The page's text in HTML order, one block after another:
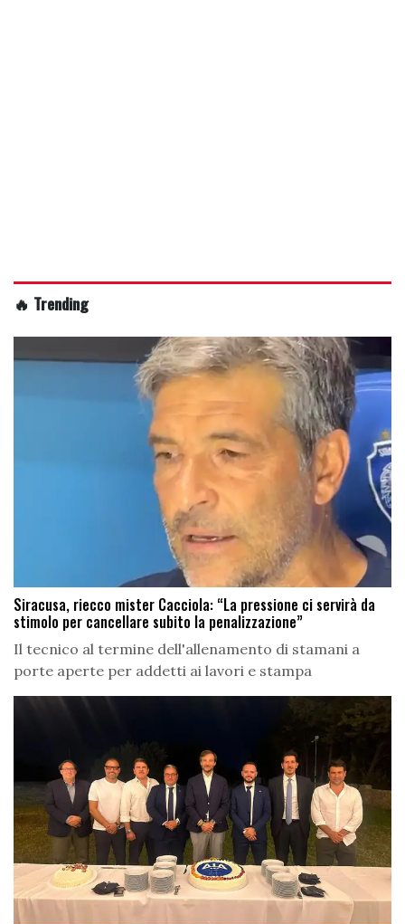
🔥 Trending
Siracusa, riecco mister Cacciola: “La pressione ci servirà da
stimolo per cancellare subito la penalizzazione”
Il tecnico al termine dell'allenamento di stamani a
porte aperte per addetti ai lavori e stampa